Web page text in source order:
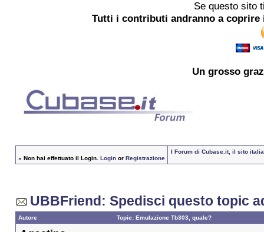
Se questo sito
Tutti i contributi andranno a
Un grosso
» Non hai effettuato il Login. Loginor Registrazione
I Forum di Cubase.it, il sito
UBBFriend: Spedisci questo topic
Autore Topic: Emulazione Tb303, quale?